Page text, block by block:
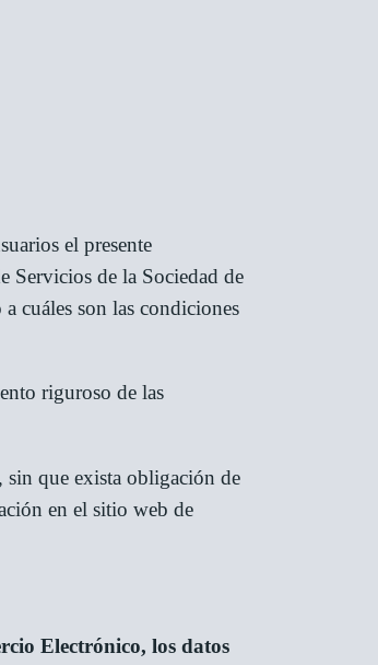
el presente
Servicios de la Sociedad de
cuáles son las condiciones
riguroso de las
sin que exista obligación de
en el sitio web de
Electrónico, los datos